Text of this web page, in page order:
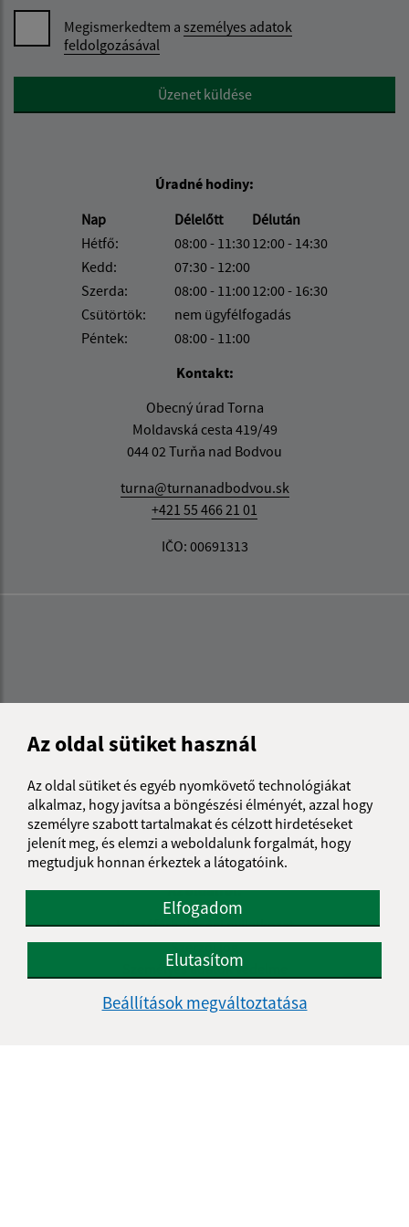
Az oldal sütiket használ
Az oldal sütiket és egyéb nyomkövető technológiákat
alkalmaz, hogy javítsa a böngészési élményét, azzal hogy
személyre szabott tartalmakat és célzott hirdetéseket
jelenít meg, és elemzi a weboldalunk forgalmát, hogy
megtudjuk honnan érkeztek a látogatóink.
Elfogadom
Elutasítom
Beállítások megváltoztatása
Megismerkedtem a személyes adatok
feldolgozásával
Google reCaptcha ResponseÜzenet küldése
Úradné hodiny:
Nap
Délelőtt
Délután
Hétfő:
08:00 - 11:3012:00 - 14:30
Kedd:
07:30 - 12:00
Szerda:
08:00 - 11:0012:00 - 16:30
Csütörtök:
nem ügyfélfogadás
Péntek:
08:00 - 11:00
Kontakt:
Obecný úrad Torna
Moldavská cesta 419/49
044 02 Turňa nad Bodvou
turna@turnanadbodvou.sk
+421 55 466 21 01
IČO: 00691313
Az oldalról:
Hozzáférhetőségi nyilatkozat
Szerzői jog
Személyes adatok védelme
Navigáció: